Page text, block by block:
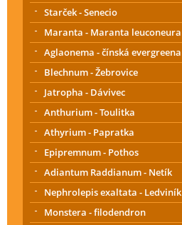
Starček - Senecio
Maranta - Maranta leuconeura
Aglaonema - čínská evergreena
Blechnum - Žebrovice
Jatropha - Dávivec
Anthurium - Toulitka
Athyrium - Papratka
Epipremnum - Pothos
Adiantum Raddianum - Netík
Nephrolepis exaltata - Ledviník
Monstera - filodendron